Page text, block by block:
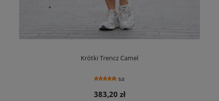
Krótki Trencz Camel
5.0
383,20 zł